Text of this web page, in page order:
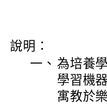
說明：
一、 為培養
學習機
寓教於